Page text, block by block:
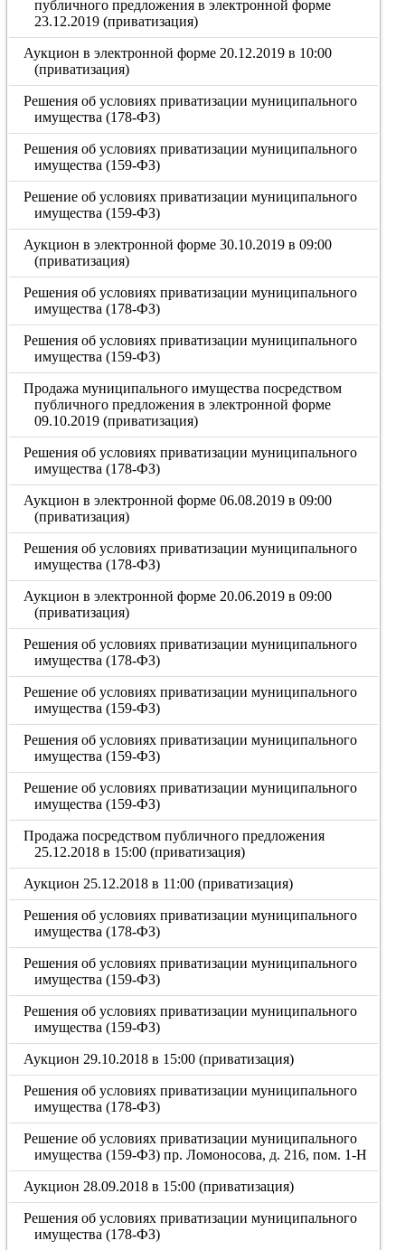
публичного предложения в электронной форме
23.12.2019 (приватизация)
Аукцион в электронной форме 20.12.2019 в 10:00
(приватизация)
Решения об условиях приватизации муниципального
имущества (178-ФЗ)
Решения об условиях приватизации муниципального
имущества (159-ФЗ)
Решение об условиях приватизации муниципального
имущества (159-ФЗ)
Аукцион в электронной форме 30.10.2019 в 09:00
(приватизация)
Решения об условиях приватизации муниципального
имущества (178-ФЗ)
Решения об условиях приватизации муниципального
имущества (159-ФЗ)
Продажа муниципального имущества посредством
публичного предложения в электронной форме
09.10.2019 (приватизация)
Решения об условиях приватизации муниципального
имущества (178-ФЗ)
Аукцион в электронной форме 06.08.2019 в 09:00
(приватизация)
Решения об условиях приватизации муниципального
имущества (178-ФЗ)
Аукцион в электронной форме 20.06.2019 в 09:00
(приватизация)
Решения об условиях приватизации муниципального
имущества (178-ФЗ)
Решение об условиях приватизации муниципального
имущества (159-ФЗ)
Решения об условиях приватизации муниципального
имущества (159-ФЗ)
Решение об условиях приватизации муниципального
имущества (159-ФЗ)
Продажа посредством публичного предложения
25.12.2018 в 15:00 (приватизация)
Аукцион 25.12.2018 в 11:00 (приватизация)
Решения об условиях приватизации муниципального
имущества (178-ФЗ)
Решения об условиях приватизации муниципального
имущества (159-ФЗ)
Решения об условиях приватизации муниципального
имущества (159-ФЗ)
Аукцион 29.10.2018 в 15:00 (приватизация)
Решения об условиях приватизации муниципального
имущества (178-ФЗ)
Решение об условиях приватизации муниципального
имущества (159-ФЗ) пр. Ломоносова, д. 216, пом. 1-Н
Аукцион 28.09.2018 в 15:00 (приватизация)
Решения об условиях приватизации муниципального
имущества (178-ФЗ)